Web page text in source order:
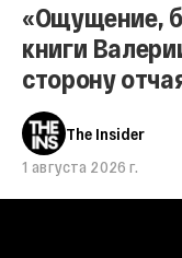
«Ощущение,
книги
сторону
The Insider
1 августа 2026 г.